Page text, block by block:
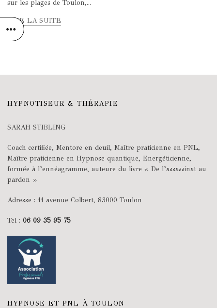
sur les plages de Toulon,...
LIRE LA SUITE
HYPNOTISEUR & THÉRAPIE
SARAH STIBLING
Coach certifiée, Mentore en deuil, Maître praticienne en PNL,
Maître praticienne en Hypnose quantique, Energéticienne,
formée à l’ennéagramme, auteure du livre « De l’assassinat au
pardon »
Adresse : 11 avenue Colbert, 83000 Toulon
Tel : 06 09 35 95 75
HYPNOSE ET PNL À TOULON